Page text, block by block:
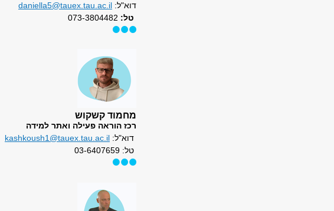
דוא"ל: daniella5@tauex.tau.ac.il
טל: 073-3804482
מחמוד קשקוש
רכז הוראה פעילה ואתר למידה
דוא"ל: kashkoush1@tauex.tau.ac.il
טל: 03-6407659